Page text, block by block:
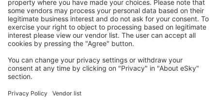
Copyright © eSkyTravel.no. Alle rettigheter forbeholdt.